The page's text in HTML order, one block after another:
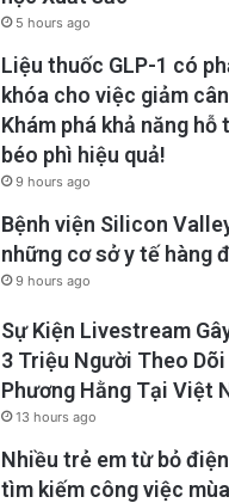
5 hours ago
Liệu thuốc GLP-1 có
khóa cho việc giảm
Khám phá khả năng hỗ
béo phì hiệu quả!
9 hours ago
Bệnh viện Silicon
những cơ sở y tế hàng
9 hours ago
Sự Kiện Livestream
3 Triệu Người Theo
Phương Hằng Tại Việt
13 hours ago
Nhiều trẻ em từ bỏ
tìm kiếm công việc